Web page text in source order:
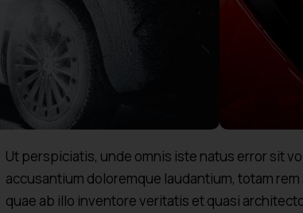
Ut perspiciatis, unde omnis iste natus error sit
accusantium doloremque laudantium, totam
quae ab illo inventore veritatis et quasi